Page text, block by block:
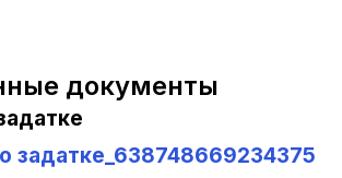
документы